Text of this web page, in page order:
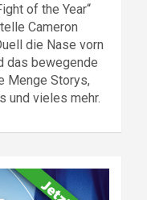
of the Year“
Cameron
die Nase vorn
das bewegende
Menge Storys,
und vieles mehr.